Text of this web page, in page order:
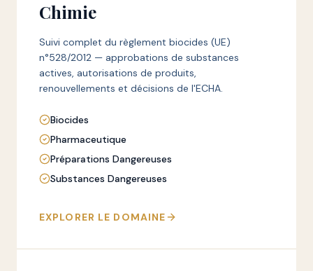
Chimie
Suivi complet du règlement biocides (UE)
n°528/2012 — approbations de substances
actives, autorisations de produits,
renouvellements et décisions de l'ECHA.
Biocides
Pharmaceutique
Préparations Dangereuses
Substances Dangereuses
EXPLORER LE DOMAINE